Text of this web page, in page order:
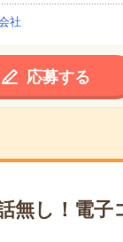
社
応募する
無し！電